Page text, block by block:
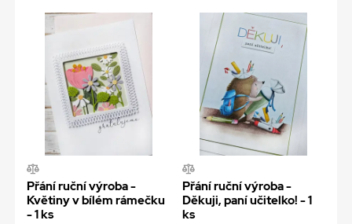
Přání ruční výroba -
Květiny v bílém rámečku
- 1 ks
Přání ruční výroba -
Děkuji, paní učitelko! - 1
ks